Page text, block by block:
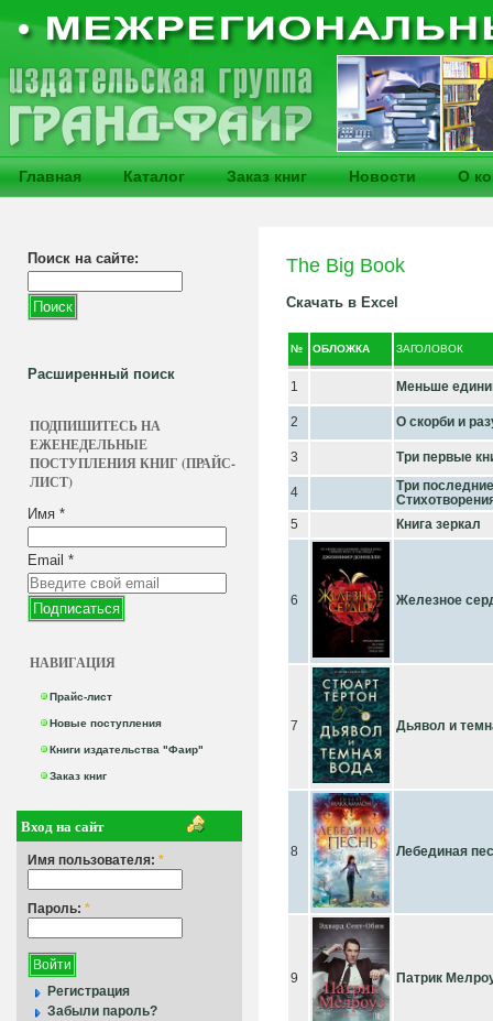
Главная Каталог Заказ книг Новости О
Поиск на сайте:
Расширенный поиск
ПОДПИШИТЕСЬ НА
ЕЖЕНЕДЕЛЬНЫЕ
ПОСТУПЛЕНИЯ КНИГ (ПРАЙС-
ЛИСТ)
Имя *
Email *
НАВИГАЦИЯ
Прайс-лист
Новые поступления
Книги издательства "Фаир"
Заказ книг
Вход на сайт
Имя пользователя: *
Пароль: *
Регистрация
Забыли пароль?
The Big Book
Скачать в Excel
№ ОБЛОЖКА ЗАГОЛОВОК
1 Меньше
2 О скорби и
3 Три первые
4
Три
5
Книга зеркал
6 Железное
7 Дьявол и
8 Лебединая
9 Патрик